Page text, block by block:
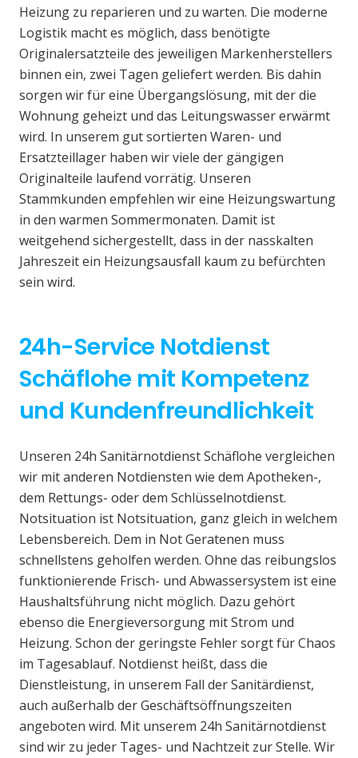
Heizung zu reparieren und zu warten. Die moderne
Logistik macht es möglich, dass benötigte
Originalersatzteile des jeweiligen Markenherstellers
binnen ein, zwei Tagen geliefert werden. Bis dahin
sorgen wir für eine Übergangslösung, mit der die
Wohnung geheizt und das Leitungswasser erwärmt
wird. In unserem gut sortierten Waren- und
Ersatzteillager haben wir viele der gängigen
Originalteile laufend vorrätig. Unseren
Stammkunden empfehlen wir eine Heizungswartung
in den warmen Sommermonaten. Damit ist
weitgehend sichergestellt, dass in der nasskalten
Jahreszeit ein Heizungsausfall kaum zu befürchten
sein wird.
24h-Service Notdienst
Schäflohe mit Kompetenz
und Kundenfreundlichkeit
Unseren 24h Sanitärnotdienst Schäflohe vergleichen
wir mit anderen Notdiensten wie dem Apotheken-,
dem Rettungs- oder dem Schlüsselnotdienst.
Notsituation ist Notsituation, ganz gleich in welchem
Lebensbereich. Dem in Not Geratenen muss
schnellstens geholfen werden. Ohne das reibungslos
funktionierende Frisch- und Abwassersystem ist eine
Haushaltsführung nicht möglich. Dazu gehört
ebenso die Energieversorgung mit Strom und
Heizung. Schon der geringste Fehler sorgt für Chaos
im Tagesablauf. Notdienst heißt, dass die
Dienstleistung, in unserem Fall der Sanitärdienst,
auch außerhalb der Geschäftsöffnungszeiten
angeboten wird. Mit unserem 24h Sanitärnotdienst
sind wir zu jeder Tages- und Nachtzeit zur Stelle. Wir